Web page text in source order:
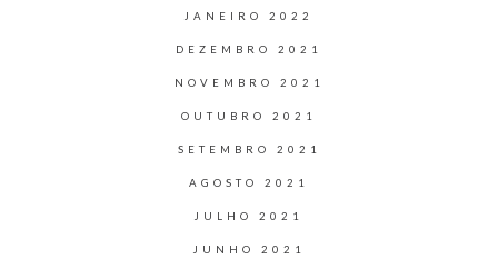
JANEIRO 2022
DEZEMBRO 2021
NOVEMBRO 2021
OUTUBRO 2021
SETEMBRO 2021
AGOSTO 2021
JULHO 2021
JUNHO 2021